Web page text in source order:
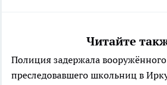
Читайте
Полиция задержала
преследовавшего школьниц в